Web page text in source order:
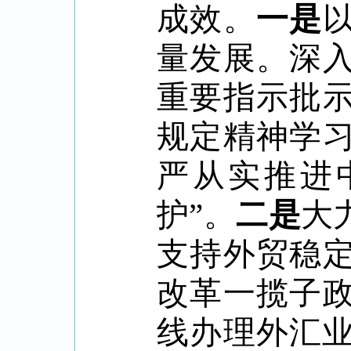
成效。 一是
量发展。深
重要指示批
规定精神学
严从实推进
护”。 二是大
支持外贸稳
改革一揽子
线办理外汇